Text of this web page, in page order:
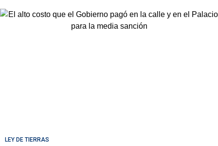
LEY DE TIERRAS